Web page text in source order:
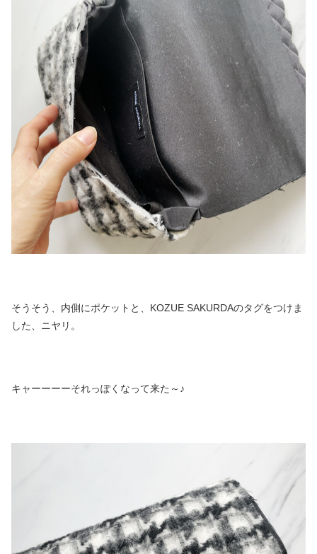
そうそう、内側にポケットと、KOZUE SAKURDAのタグをつけま
した、ニヤリ。
キャーーーーそれっぽくなって来た～♪